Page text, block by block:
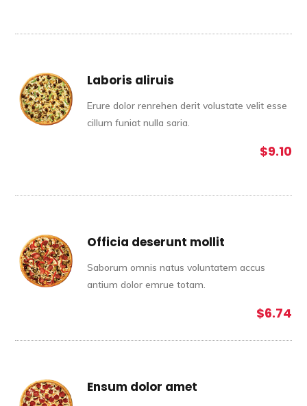
Laboris aliruis
Erure dolor renrehen derit volustate velit esse
cillum funiat nulla saria.
$9.10
Officia deserunt mollit
Saborum omnis natus voluntatem accus
antium dolor emrue totam.
$6.74
Ensum dolor amet